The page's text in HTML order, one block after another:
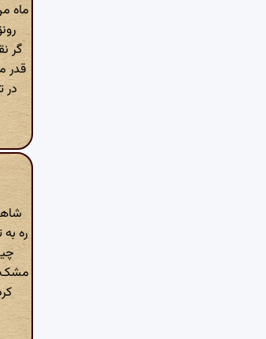
ماه
گر
قدر
در
ره
مشک